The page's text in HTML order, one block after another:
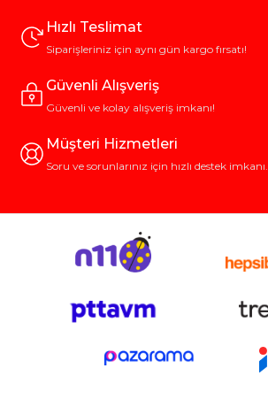
Hızlı Teslimat
Siparişleriniz için aynı gün kargo fırsatı!
Güvenli Alışveriş
Güvenli ve kolay alışveriş imkanı!
Müşteri Hizmetleri
Soru ve sorunlarınız için hızlı destek imkanı.